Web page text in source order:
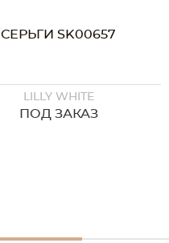
СЕРЬГИ SK00657
LILLY WHITE
ПОД ЗАКАЗ